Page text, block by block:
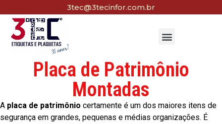
3tec@3tecinfor.com.br
Placa de Patrimônio
Montadas
A placa de patrimônio certamente é um dos maiores itens de
segurança em grandes, pequenas e médias organizações. É